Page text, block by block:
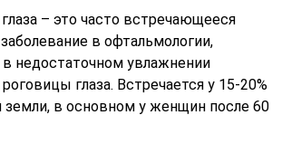
– это часто встречающееся
в офтальмологии,
недостаточном увлажнении
глаза. Встречается у 15-20%
земли, в основном у женщин после 60